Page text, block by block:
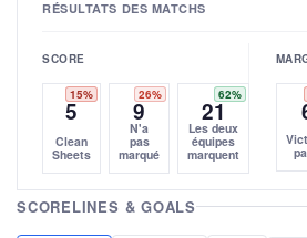
RÉSULTATS DES MATCHS
SCORE
15%
5
Clean
Sheets
26%
9
N'a
pas
marqué
62%
21
Les deux
équipes
marquent
SCORELINES & GOALS